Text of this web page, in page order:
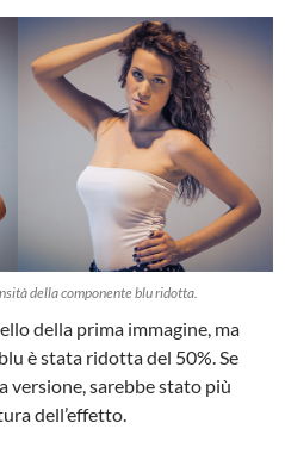
della componente blu ridotta.
della prima immagine, ma
è stata ridotta del 50%. Se
versione, sarebbe stato più
dell’effetto.